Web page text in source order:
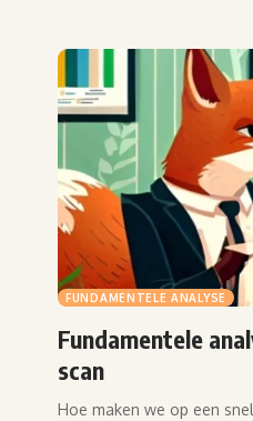
FUNDAMENTELE ANALYSE
Fundamentele
scan
Hoe maken we op een